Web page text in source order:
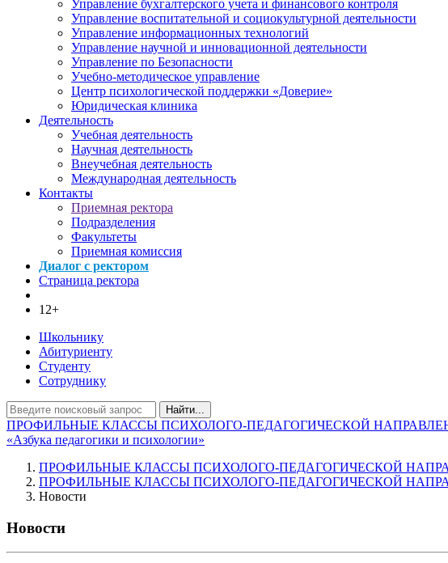
Управление бухгалтерского учета и финансового контроля
Управление воспитательной и социокультурной деятельности
Управление информационных технологий
Управление научной и инновационной деятельности
Управление по Безопасности
Учебно-методическое управление
Центр психологической поддержки «Доверие»
Юридическая клиника
Деятельность
Учебная деятельность
Научная деятельность
Внеучебная деятельность
Международная деятельность
Контакты
Приемная ректора
Подразделения
Факультеты
Приемная комиссия
Диалог с ректором
Страница ректора
12+
Школьнику
Абитуриенту
Студенту
Сотруднику
Найти...
ПРОФИЛЬНЫЕ КЛАССЫ ПСИХОЛОГО-ПЕДАГОГИЧЕСКОЙ
«Азбука педагогики и психологии»
ПРОФИЛЬНЫЕ КЛАССЫ ПСИХОЛОГО-ПЕДАГОГИЧЕСКОЙ
ПРОФИЛЬНЫЕ КЛАССЫ ПСИХОЛОГО-ПЕДАГОГИЧЕСКОЙ
Новости
Новости